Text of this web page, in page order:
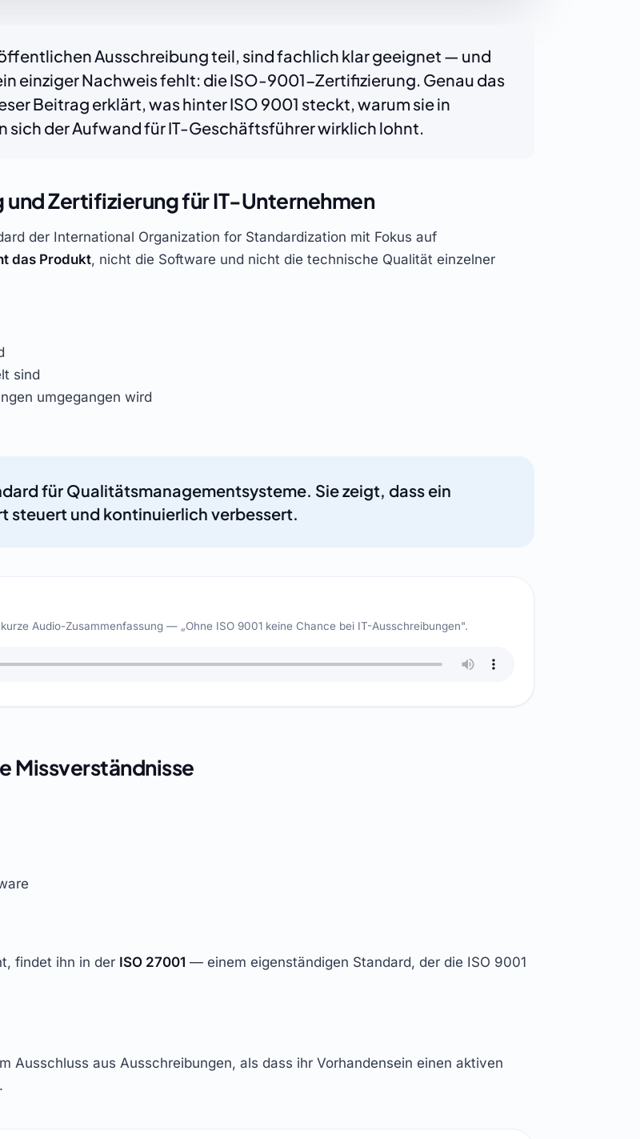
Ausschreibung teil, sind fachlich klar geeignet — und
einziger Nachweis fehlt: die ISO-9001-Zertifizierung. Genau das
Beitrag erklärt, was hinter ISO 9001 steckt, warum sie in
sich der Aufwand für IT-Geschäftsführer wirklich lohnt.
und Zertifizierung für IT-Unternehmen
der International Organization for Standardization mit Fokus auf
das Produkt, nicht die Software und nicht die technische Qualität einzelner
sind
umgegangen wird
für Qualitätsmanagementsysteme. Sie zeigt, dass ein
steuert und kontinuierlich verbessert.
Audio-Zusammenfassung — „Ohne ISO 9001 keine Chance bei IT-Ausschreibungen".
Missverständnisse
findet ihn in der ISO 27001 — einem eigenständigen Standard, der die ISO 9001
Ausschluss aus Ausschreibungen, als dass ihr Vorhandensein einen aktiven